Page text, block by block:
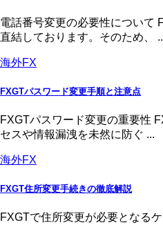
電話番号変更の必要性について
直結しております。そのため、
海外FX
FXGTパスワード変更手順と注意点
FXGTパスワード変更の重要性
セスや情報漏洩を未然に防ぐ ...
海外FX
FXGT住所変更手続きの徹底解説
FXGTで住所変更が必要となる